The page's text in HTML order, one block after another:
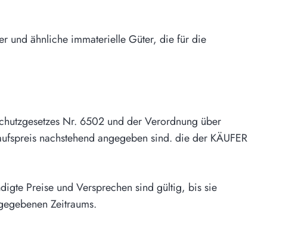
und ähnliche immaterielle Güter, die für die
Nr. 6502 und der Verordnung über
nachstehend angegeben sind. die der KÄUFER
Preise und Versprechen sind gültig, bis sie
Zeitraums.